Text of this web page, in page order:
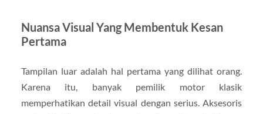
Nuansa Visual Yang Membentuk Kesan
Pertama
Tampilan luar adalah hal pertama yang dilihat orang.
Karena itu, banyak pemilik motor klasik
memperhatikan detail visual dengan serius. Aksesoris